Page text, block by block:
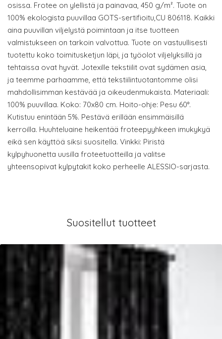
osissa. Frotee on ylellistä ja painavaa, 450 g/m². Tuote on
100% ekologista puuvillaa GOTS-sertifioitu,CU 806118. Kaikki
aina puuvillan viljelystä poimintaan ja itse tuotteen
valmistukseen on tarkoin valvottua. Tuote on vastuullisesti
tuotettu koko toimitusketjun läpi, ja työolot viljelyksillä ja
tehtaissa ovat hyvät. Jotexille tekstiilit ovat sydämen asia,
ja teemme parhaamme, että tekstiilintuotantomme olisi
mahdollisimman kestävää ja oikeudenmukaista. Materiaali:
100% puuvillaa. Koko: 70x80 cm. Hoito-ohje: Pesu 60°.
Kutistuu enintään 5%. Pestävä erillään ensimmäisillä
kerroilla. Huuhteluaine heikentää froteepyyhkeen imukykyä
eikä sen käyttöä siksi suositella. Vinkki: Piristä
kylpyhuonetta uusilla froteetuotteilla ja valitse
yhteensopivat kylpytakit koko perheelle ALESSIO-sarjasta.
Suositellut tuotteet